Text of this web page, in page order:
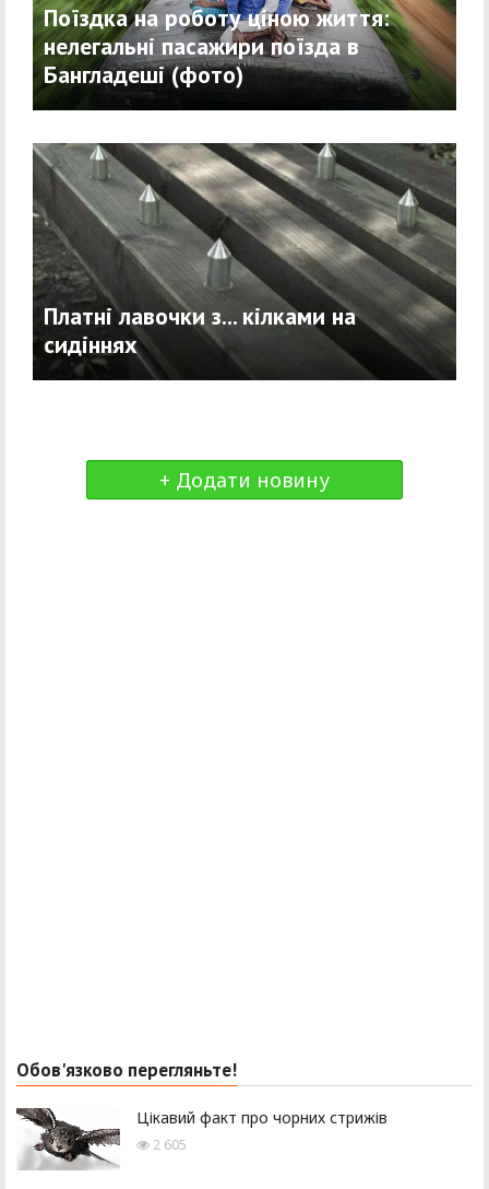
Поїздка на роботу ціною життя:
нелегальні пасажири поїзда в
Бангладеші (фото)
Платні лавочки з... кілками на
сидіннях
+ Додати новину
Обов'язково перегляньте!
Цікавий факт про чорних стрижів
2 605